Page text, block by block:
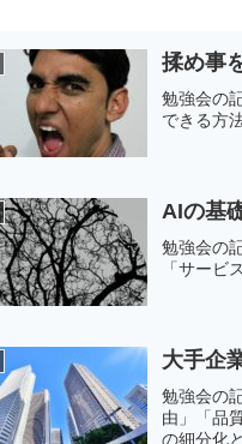
揉め事
勉強会の
できる方
AIの基
勉強会の
「サービ
大手企
勉強会の
由」「品
の細分化